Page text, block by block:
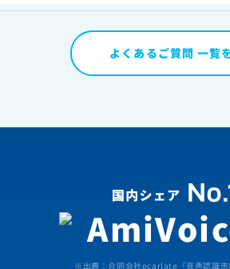
よくあるご質問 一覧
※出典：合同会社ecarlate「音声認識